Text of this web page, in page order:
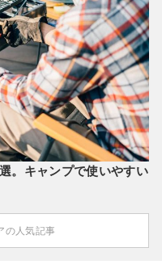
。キャンプで使いやすい
の人気記事